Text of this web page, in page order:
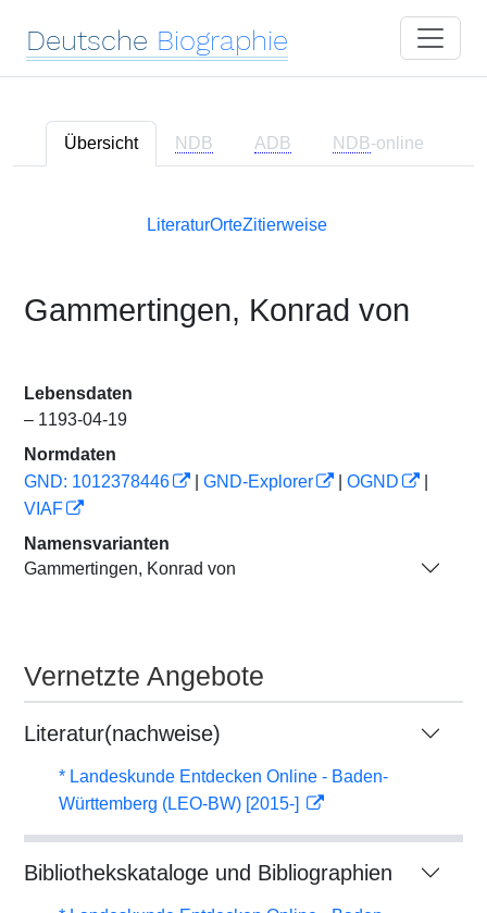
Deutsche Biographie
Übersicht NDB ADB NDB-online
LiteraturOrteZitierweise
Gammertingen, Konrad von
Lebensdaten
– 1193-04-19
Normdaten
GND: 1012378446
GND-Explorer OGND
VIAF
Namensvarianten
Gammertingen, Konrad von
Vernetzte Angebote
Literatur(nachweise)
* Landeskunde Entdecken Online - Baden-
Württemberg (LEO-BW) [2015-]
Bibliothekskataloge und Bibliographien